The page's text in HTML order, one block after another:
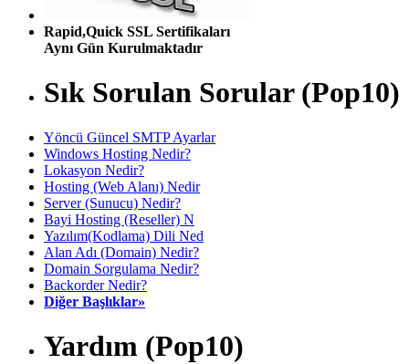
Rapid,Quick SSL Sertifikaları
Aynı Gün Kurulmaktadır
Sık Sorulan Sorular (Pop10)
Yöncü Güncel SMTP Ayarlar
Windows Hosting Nedir?
Lokasyon Nedir?
Hosting (Web Alanı) Nedir
Server (Sunucu) Nedir?
Bayi Hosting (Reseller) N
Yazılım(Kodlama) Dili Ned
Alan Adı (Domain) Nedir?
Domain Sorgulama Nedir?
Backorder Nedir?
Diğer Başlıklar»
Yardım (Pop10)